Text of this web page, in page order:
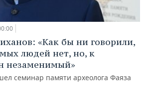
«Как бы ни говорили,
людей нет, но, к
незаменимый»
семинар памяти археолога Фаяза